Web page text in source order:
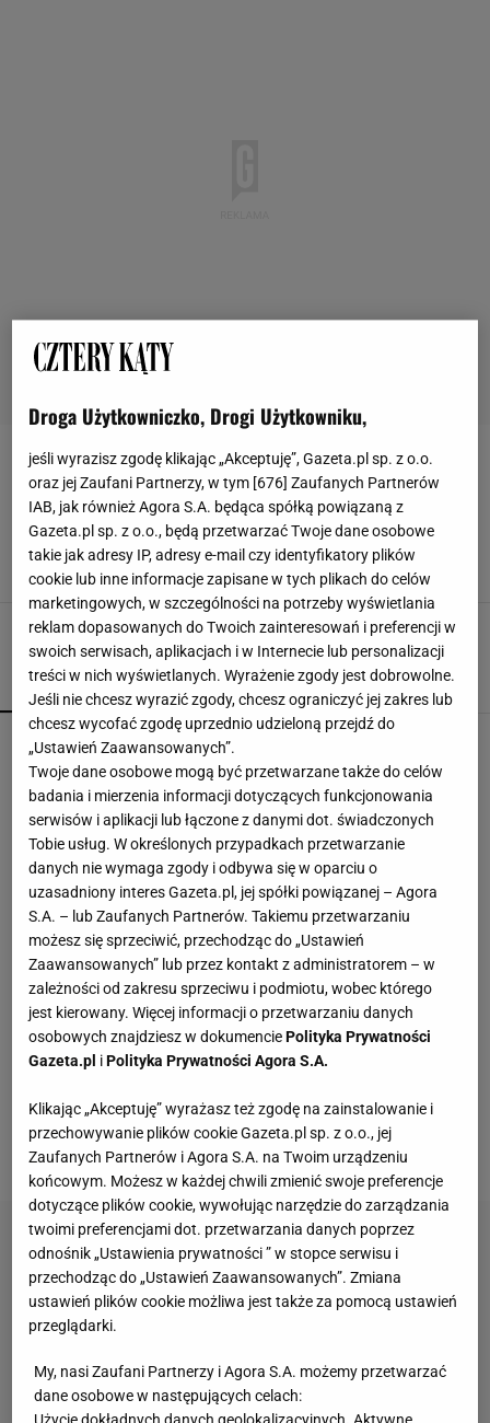
PŁYTY GIPSOWE
Płyta gipsowa - wymiary, waga, parametry
PŁYTA PŁYTY GIPSOWE
PŁYTY GIPSOWO-KARTONOWE
WYKOŃCZENIE ŚCIAN
POPULARNE NAJNOWSZE
Kompaktowa bieżnia do małego mieszkania.
Ten sprzęt mieści się pod łóżko
Fotopułapka przyłapie każdego, kto odwiedza
ogród w nocy. I sarnę, i złodzieja
Jeden wakacyjny nawyk może mieć
nieprzyjemne konsekwencje. Też tak robisz?
MATERIAŁ PROMOCYJNY
Te dywany są porządne jak za dawnych lato.
Piękne wzory, a ceny? Nawet mniej niż 50 zł
Vintage gramofony wracają do łask. Polacy na
nowo pokochali vinyle
Droga Użytkowniczko, Drogi Użytkowniku,
jeśli wyrazisz zgodę klikając „Akceptuję”, Gazeta.pl sp. z o.o.
oraz jej Zaufani Partnerzy, w tym [676] Zaufanych Partnerów
IAB, jak również Agora S.A. będąca spółką powiązaną z
Gazeta.pl sp. z o.o., będą przetwarzać Twoje dane osobowe
takie jak adresy IP, adresy e-mail czy identyfikatory plików
cookie lub inne informacje zapisane w tych plikach do celów
marketingowych, w szczególności na potrzeby wyświetlania
reklam dopasowanych do Twoich zainteresowań i preferencji w
swoich serwisach, aplikacjach i w Internecie lub personalizacji
treści w nich wyświetlanych. Wyrażenie zgody jest dobrowolne.
Jeśli nie chcesz wyrazić zgody, chcesz ograniczyć jej zakres lub
chcesz wycofać zgodę uprzednio udzieloną przejdź do
„Ustawień Zaawansowanych”.
Twoje dane osobowe mogą być przetwarzane także do celów
badania i mierzenia informacji dotyczących funkcjonowania
serwisów i aplikacji lub łączone z danymi dot. świadczonych
Tobie usług. W określonych przypadkach przetwarzanie
danych nie wymaga zgody i odbywa się w oparciu o
uzasadniony interes Gazeta.pl, jej spółki powiązanej – Agora
S.A. – lub Zaufanych Partnerów. Takiemu przetwarzaniu
możesz się sprzeciwić, przechodząc do „Ustawień
Zaawansowanych” lub przez kontakt z administratorem – w
zależności od zakresu sprzeciwu i podmiotu, wobec którego
jest kierowany. Więcej informacji o przetwarzaniu danych
osobowych znajdziesz w dokumenciePolityka Prywatności
Gazeta.pl iPolityka Prywatności Agora S.A.
Klikając „Akceptuję” wyrażasz też zgodę na zainstalowanie i
przechowywanie plików cookie Gazeta.pl sp. z o.o., jej
Zaufanych Partnerów i Agora S.A. na Twoim urządzeniu
końcowym. Możesz w każdej chwili zmienić swoje preferencje
dotyczące plików cookie, wywołując narzędzie do zarządzania
twoimi preferencjami dot. przetwarzania danych poprzez
odnośnik „Ustawienia prywatności ” w stopce serwisu i
przechodząc do „Ustawień Zaawansowanych”. Zmiana
ustawień plików cookie możliwa jest także za pomocą ustawień
przeglądarki.
My, nasi Zaufani Partnerzy i Agora S.A. możemy przetwarzać
dane osobowe w następujących celach: